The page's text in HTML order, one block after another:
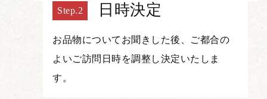
日時決定
お品物についてお聞きした後、ご都合の
よいご訪問日時を調整し決定いたしま
す。